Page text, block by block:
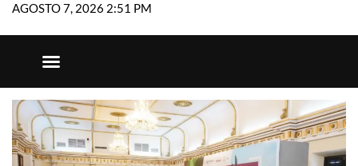
AGOSTO 7, 2026 2:51 PM